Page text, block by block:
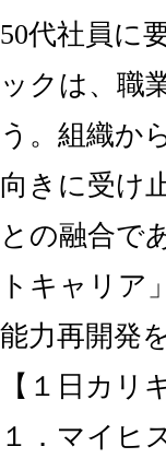
50代社員に
ックは、職
う。組織か
向きに受け
との融合で
トキャリア
能力再開発
【１日カリ
１．マイ